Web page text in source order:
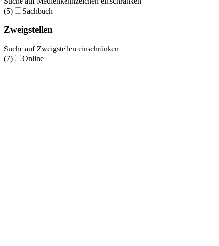
(5)
Sachbuch
Zweigstellen
Suche auf Zweigstellen einschränken
(7)
Online